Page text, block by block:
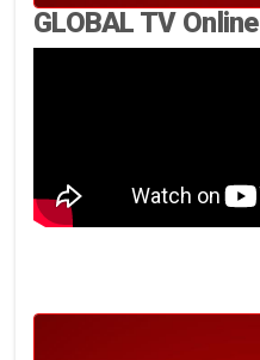
GLOBAL TV Online